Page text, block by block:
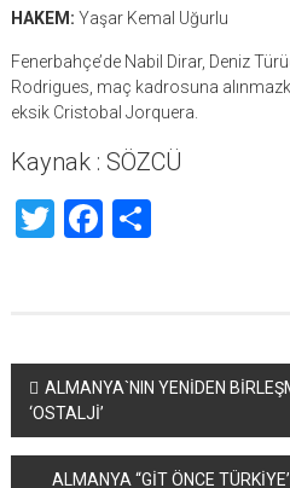
HAKEM: Yaşar Kemal Uğurlu
Fenerbahçe’de Nabil Dirar, Deniz
Rodrigues, maç kadrosuna
eksik Cristobal Jorquera.
Kaynak : SÖZCÜ
TwitterFacebook
Share
Yazı
dolaşımı
ALMANYA`NIN YENİDEN
‘OSTALJİ’
ALMANYA “GİT ÖNCE